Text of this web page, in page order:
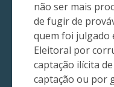
não ser mais
de fugir de
quem foi julgado
Eleitoral por
captação ilícita
captação ou por